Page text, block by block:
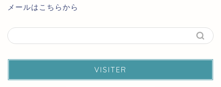
メールはこちらから
VISITER